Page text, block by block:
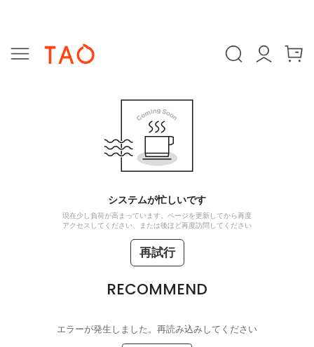
システムが忙しいです
現在少し負荷が高まっています。ページを更新してから再度
アクセスしてください、または後ほど再度訪問してください
再試行
RECOMMEND
エラーが発生しました。再読み込みしてください